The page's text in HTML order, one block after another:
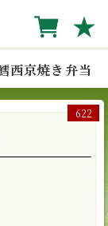
★
西京焼き弁当
622